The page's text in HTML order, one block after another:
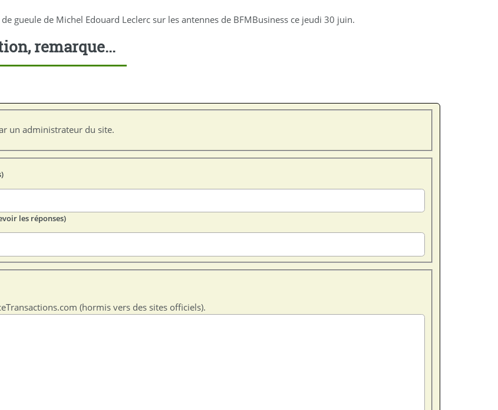
gueule de Michel Edouard Leclerc sur les antennes de BFMBusiness ce jeudi 30 juin.
remarque...
un administrateur du site.
les réponses)
(hormis vers des sites officiels).